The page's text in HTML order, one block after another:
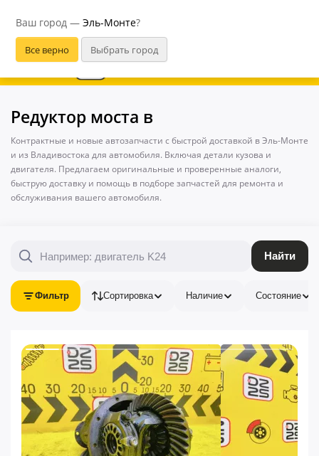
Ваш город — Эль-Монте?
В приложении удобнее
Редуктор моста в
Контрактные и новые автозапчасти с быстрой доставкой в Эль-Монте
и из Владивостока для автомобиля. Включая детали кузова и
двигателя. Предлагаем оригинальные и проверенные аналоги,
быструю доставку и помощь в подборе запчастей для ремонта и
обслуживания вашего автомобиля.
Найти
Фильтр Сортировка Наличие Состояние